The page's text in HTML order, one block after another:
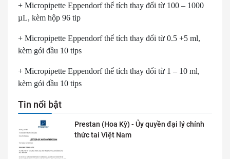
+ Micropipette Eppendorf thể tích thay đổi từ 100 – 1000
µL, kèm hộp 96 tip
+ Micropipette Eppendorf thể tích thay đổi từ 0.5 +5 ml,
kèm gói đầu 10 tips
+ Micropipette Eppendorf thể tích thay đổi từ 1 – 10 ml,
kèm gói đầu 10 tips
Tin nổi bật
Prestan (Hoa Kỳ) - Ủy quyền đại lý chính
thức tai Việt Nam